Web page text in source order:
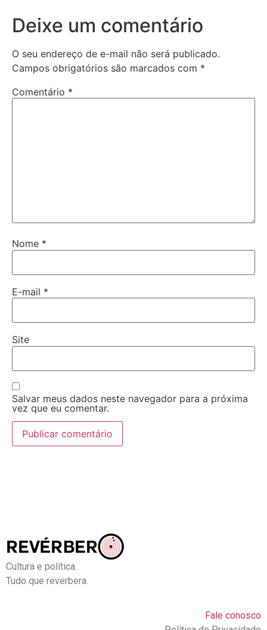
Deixe um comentário
O seu endereço de e-mail não será publicado.
Campos obrigatórios são marcados com *
Comentário *
Nome *
E-mail *
Site
Salvar meus dados neste navegador para a próxima
vez que eu comentar.
Cultura e política.
Tudo que reverbera.
Fale conosco